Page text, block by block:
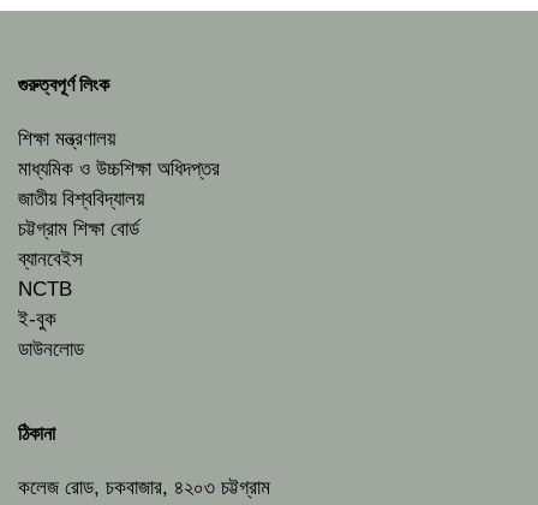
গুরুত্বপূর্ণ লিংক
শিক্ষা মন্ত্রণালয়
মাধ্যমিক ও উচ্চশিক্ষা অধিদপ্তর
জাতীয় বিশ্ববিদ্যালয়
চট্টগ্রাম শিক্ষা বোর্ড
ব্যানবেইস
NCTB
ই-বুক
ডাউনলোড
ঠিকানা
কলেজ রোড, চকবাজার, ৪২০৩ চট্টগ্রাম